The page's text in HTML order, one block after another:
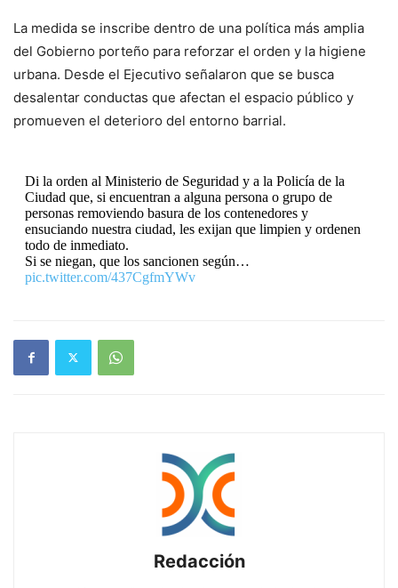
La medida se inscribe dentro de una política más amplia
del Gobierno porteño para reforzar el orden y la higiene
urbana. Desde el Ejecutivo señalaron que se busca
desalentar conductas que afectan el espacio público y
promueven el deterioro del entorno barrial.
Di la orden al Ministerio de Seguridad y a la Policía de la
Ciudad que, si encuentran a alguna persona o grupo de
personas removiendo basura de los contenedores y
ensuciando nuestra ciudad, les exijan que limpien y ordenen
todo de inmediato.
Si se niegan, que los sancionen según…
pic.twitter.com/437CgfmYWv
Redacción